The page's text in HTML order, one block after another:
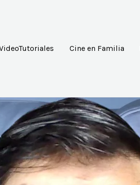
Cine en Familia